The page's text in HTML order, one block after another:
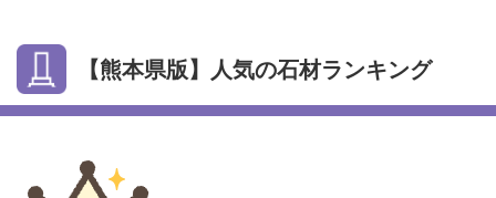
【熊本県版】人気の石材ランキング